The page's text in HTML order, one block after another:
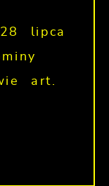
lipca
art.